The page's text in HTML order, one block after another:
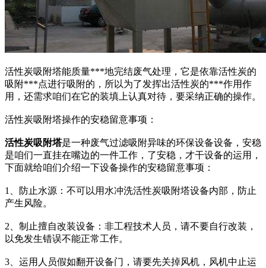
活性炭吸附塔能质量***地完结废气处理，它是依靠活性炭的
吸附***点进行吸附的，所以为了发挥出活性炭的***作用作
用，还需求咱们在它的装填上认真对待，要采纳正确的操作。
活性炭吸附塔操作的安稳留意事项：
活性炭吸附塔是一种废气过滤吸附异味的环保设备设备，安稳
是咱们一直挂在嘴边的一件工作，了安稳，才干设备的运用，
下面就给咱们介绍一下设备操作的安稳留意事项：
1、防止水源：不可以用水冲洗活性炭吸附塔设备内部，防止
产生风险。
2、制止擅自改装设备：非工程技术人员，请不要自行改装，
以免发生错误不能正常工作。
3、运用人员假如翻开设备门，请要先关掉风机，风机中止运